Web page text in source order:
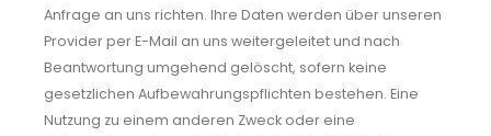
Anfrage an uns richten. Ihre Daten werden über unseren
Provider per E-Mail an uns weitergeleitet und nach
Beantwortung umgehend gelöscht, sofern keine
gesetzlichen Aufbewahrungspflichten bestehen. Eine
Nutzung zu einem anderen Zweck oder eine